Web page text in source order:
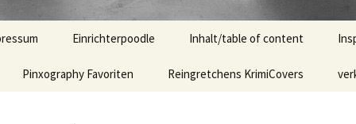
Einrichterpoodle Inhalt/table of content
Pinxography Favoriten Reingretchens KrimiCovers